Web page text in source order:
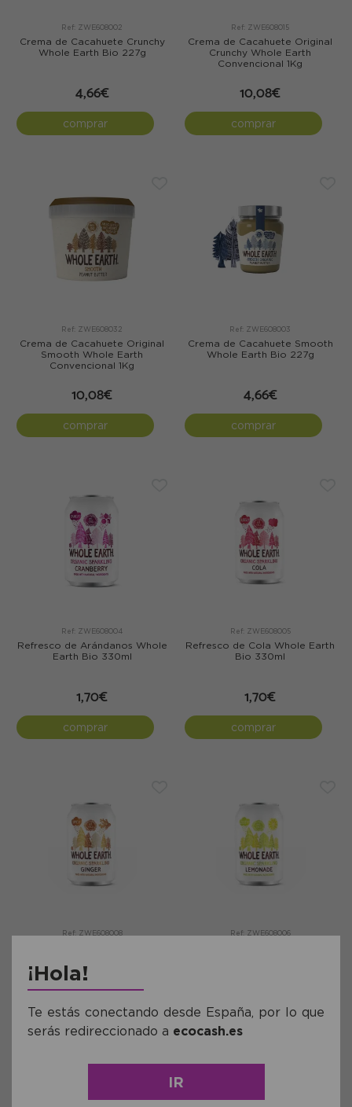
Ref: ZWE608002
Crema de Cacahuete Crunchy
Whole Earth Bio 227g
4,66€
comprar
Ref: ZWE608015
Crema de Cacahuete Original
Crunchy Whole Earth
Convencional 1Kg
10,08€
comprar
Ref: ZWE608032
Crema de Cacahuete Original
Smooth Whole Earth
Convencional 1Kg
10,08€
comprar
Ref: ZWE608003
Crema de Cacahuete Smooth
Whole Earth Bio 227g
4,66€
comprar
Ref: ZWE608004
Refresco de Arándanos Whole
Earth Bio 330ml
1,70€
comprar
Ref: ZWE608005
Refresco de Cola Whole Earth
Bio 330ml
1,70€
comprar
Ref: ZWE608008
comprar
Ref: ZWE608006
comprar
¡Hola!
Te estás conectando desde España, por lo que
serás redireccionado a ecocash.es
IR